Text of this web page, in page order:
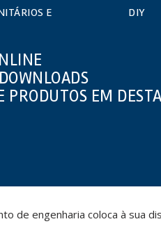
E
DIY
PRODUTOS EM
de engenharia coloca à sua